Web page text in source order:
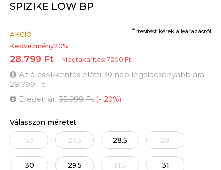
SPIZIKE LOW BP
AKCIÓ
Kedvezmény20%
28.799 Ft Megtakarítás: 7.200 Ft
Az árcsökkentés előtti 30 nap legalacsonyabb ára:
28.799 Ft
Eredeti ár: 35.999 Ft (- 20%)
Értesítést kérek a leárazásról
Válasszon méretet
33 27.5 28.5 28
30 29.5 31.5 31